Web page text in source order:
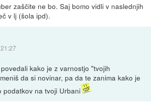
zaščite ne bo. Saj bomo vidli v naslednjih
v lj (šola ipd).
kako je z varnostjo "tvojih
da si novinar, pa da te zanima kako je
podatkov na tvoji Urbani